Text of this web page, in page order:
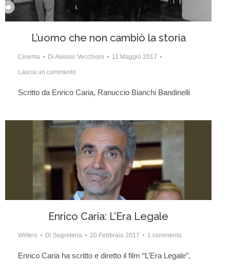
L’uomo che non cambiò la storia
Cinema Di Alessio Vecchioni 11 Maggio 2017
Lascia un commento
Scritto da Enrico Caria, Ranuccio Bianchi Bandinelli
Enrico Caria: L’Era Legale
Writers Di Segreteria 20 Febbraio 2017 1 commento
Enrico Caria ha scritto e diretto il film “L’Era Legale”,